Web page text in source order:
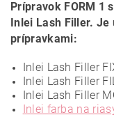
Prípravok FORM 1
Inlei Lash Filler. Je
prípravkami:
Inlei Lash Filler
Inlei Lash Filler
Inlei Lash Filler
Inlei farba na